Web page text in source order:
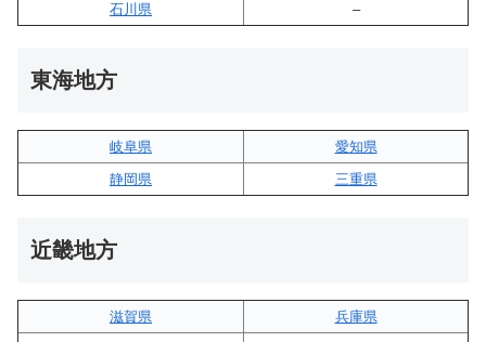
石川県
–
東海地方
岐阜県
愛知県
静岡県
三重県
近畿地方
滋賀県
兵庫県